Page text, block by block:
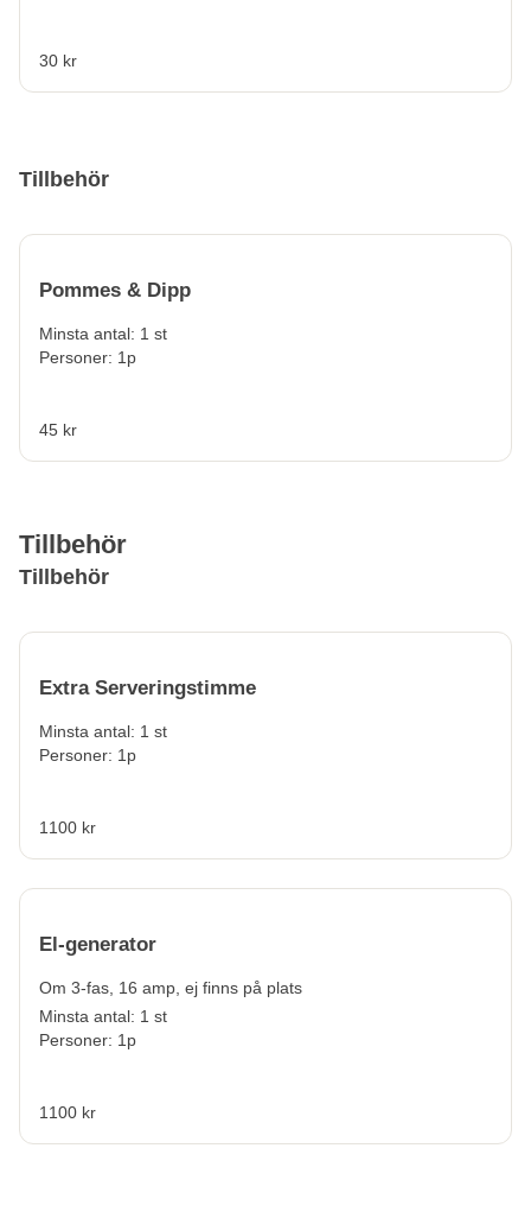
30 kr
Tillbehör
Pommes & Dipp
Minsta antal: 1 st
Personer: 1p
45 kr
Tillbehör
Tillbehör
Extra Serveringstimme
Minsta antal: 1 st
Personer: 1p
1100 kr
El-generator
Om 3-fas, 16 amp, ej finns på plats
Minsta antal: 1 st
Personer: 1p
1100 kr